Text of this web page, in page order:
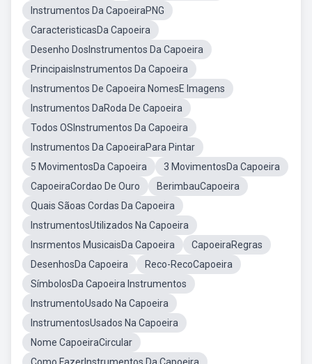
Instrumentos Da CapoeiraPNG
CaracteristicasDa Capoeira
Desenho DosInstrumentos Da Capoeira
PrincipaisInstrumentos Da Capoeira
Instrumentos De Capoeira NomesE Imagens
Instrumentos DaRoda De Capoeira
Todos OSInstrumentos Da Capoeira
Instrumentos Da CapoeiraPara Pintar
5 MovimentosDa Capoeira
3 MovimentosDa Capoeira
CapoeiraCordao De Ouro
BerimbauCapoeira
Quais Sãoas Cordas Da Capoeira
InstrumentosUtilizados Na Capoeira
Insrmentos MusicaisDa Capoeira
CapoeiraRegras
DesenhosDa Capoeira
Reco-RecoCapoeira
SímbolosDa Capoeira Instrumentos
InstrumentoUsado Na Capoeira
InstrumentosUsados Na Capoeira
Nome CapoeiraCircular